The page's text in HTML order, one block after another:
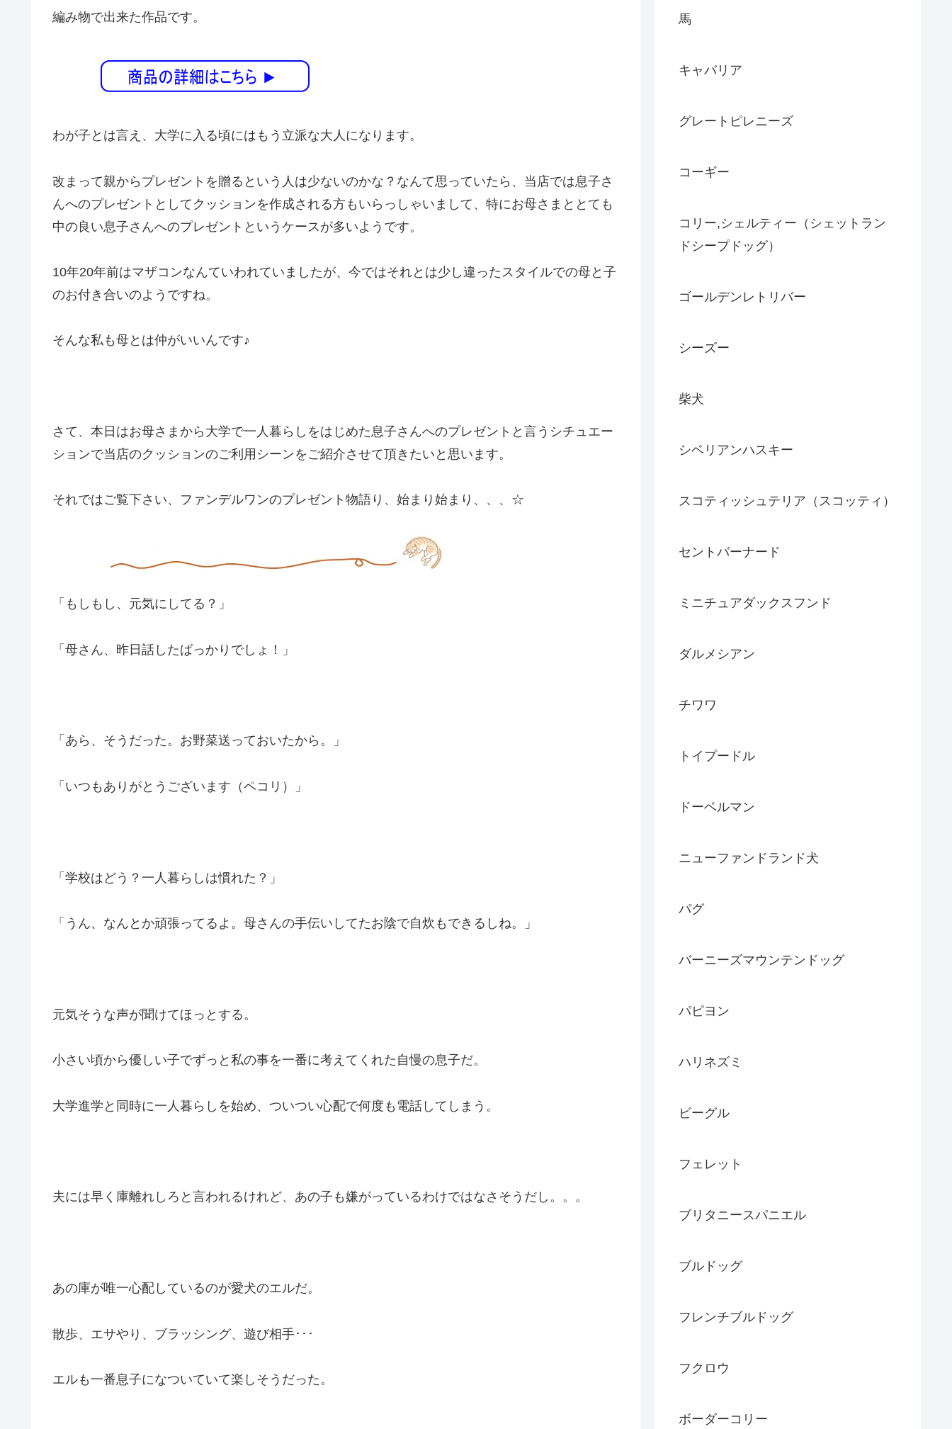
編み物で出来た作品です。
わが子とは言え、大学に入る頃にはもう立派な大人になります。
改まって親からプレゼントを贈るという人は少ないのかな？なんて思っていたら、当店では息子さ
んへのプレゼントとしてクッションを作成される方もいらっしゃいまして、特にお母さまととても
中の良い息子さんへのプレゼントというケースが多いようです。
10年20年前はマザコンなんていわれていましたが、今ではそれとは少し違ったスタイルでの母と子
のお付き合いのようですね。
そんな私も母とは仲がいいんです♪
さて、本日はお母さまから大学で一人暮らしをはじめた息子さんへのプレゼントと言うシチュエー
ションで当店のクッションのご利用シーンをご紹介させて頂きたいと思います。
それではご覧下さい、ファンデルワンのプレゼント物語り、始まり始まり、、、☆
「もしもし、元気にしてる？」
「母さん、昨日話したばっかりでしょ！」
「あら、そうだった。お野菜送っておいたから。」
「いつもありがとうございます（ペコリ）」
「学校はどう？一人暮らしは慣れた？」
「うん、なんとか頑張ってるよ。母さんの手伝いしてたお陰で自炊もできるしね。」
元気そうな声が聞けてほっとする。
小さい頃から優しい子でずっと私の事を一番に考えてくれた自慢の息子だ。
大学進学と同時に一人暮らしを始め、ついつい心配で何度も電話してしまう。
夫には早く庫離れしろと言われるけれど、あの子も嫌がっているわけではなさそうだし。。。
あの庫が唯一心配しているのが愛犬のエルだ。
散歩、エサやり、ブラッシング、遊び相手･･･
エルも一番息子になついていて楽しそうだった。
馬
キャバリア
グレートピレニーズ
コーギー
コリー,シェルティー（シェットラン
ドシープドッグ）
ゴールデンレトリバー
シーズー
柴犬
シベリアンハスキー
スコティッシュテリア（スコッティ）
セントバーナード
ミニチュアダックスフンド
ダルメシアン
チワワ
トイプードル
ドーベルマン
ニューファンドランド犬
パグ
バーニーズマウンテンドッグ
パピヨン
ハリネズミ
ビーグル
フェレット
ブリタニースパニエル
ブルドッグ
フレンチブルドッグ
フクロウ
ボーダーコリー